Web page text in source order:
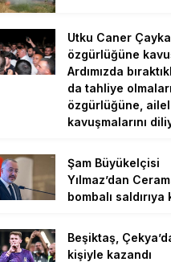
Utku Caner
özgürlüğüne
Ardımızda
da tahliye
özgürlüğüne,
kavuşmalarını
Şam Büyükelçisi
Yılmaz’dan
bombalı saldırıya
Beşiktaş,
kişiyle kazandı